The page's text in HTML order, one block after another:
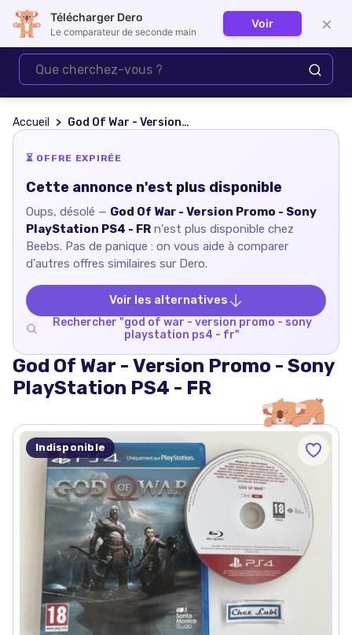
Se connecter
Accueil God Of War - Version Promo - Sony PlayStation PS4 - FR
⏳ OFFRE EXPIRÉE
Cette annonce n'est plus disponible
Oups, désolé — God Of War - Version Promo - Sony
PlayStation PS4 - FR n'est plus disponible chez
Beebs. Pas de panique : on vous aide à comparer
d'autres offres similaires sur Dero.
Voir les alternatives
Rechercher "god of war - version promo - sony
playstation ps4 - fr"
God Of War - Version Promo - Sony
PlayStation PS4 - FR
Indisponible
Télécharger Dero
Le comparateur de seconde main
Voir ×